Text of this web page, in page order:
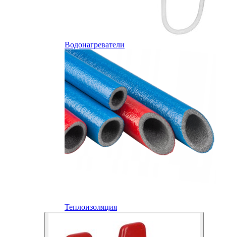
Водонагреватели
Теплоизоляция